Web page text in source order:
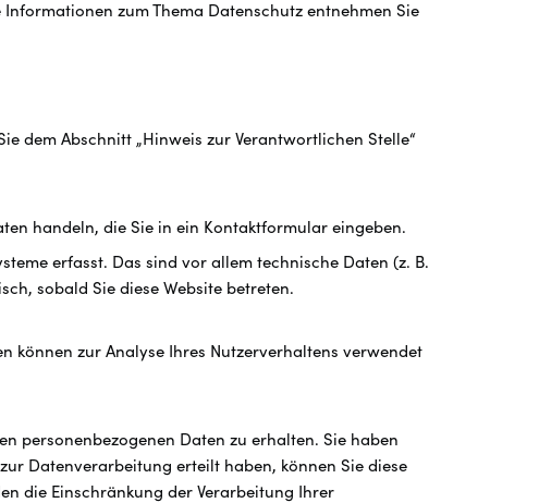
zum Thema Datenschutz entnehmen Sie
dem Abschnitt „Hinweis zur Verantwortlichen Stelle“
handeln, die Sie in ein Kontaktformular eingeben.
erfasst. Das sind vor allem technische Daten (z. B.
sobald Sie diese Website betreten.
können zur Analyse Ihres Nutzerverhaltens verwendet
personenbezogenen Daten zu erhalten. Sie haben
Datenverarbeitung erteilt haben, können Sie diese
die Einschränkung der Verarbeitung Ihrer